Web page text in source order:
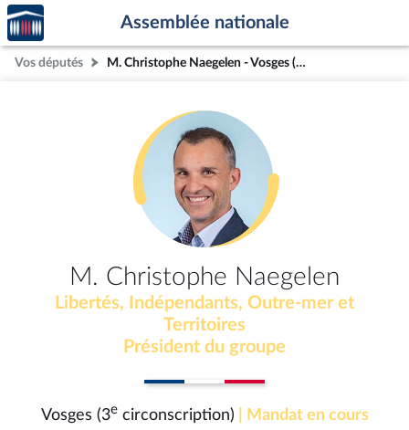
Aller au contenu
Aller en bas de la page
Accèder
à la
page
d'accueil
Assemblée nationale
Vos députés M. Christophe Naegelen - Vosges (3e circonscription)
M. Christophe Naegelen
Libertés, Indépendants, Outre-mer et
Territoires
Président du groupe
Vosges (3ecirconscription) | Mandat en cours